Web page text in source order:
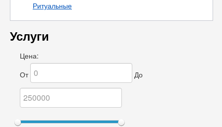
Ритуальные
Услуги
Цена:
От
До